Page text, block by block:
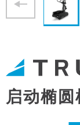
启动椭圆